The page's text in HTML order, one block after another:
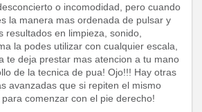
o incomodidad, pero cuando
la manera mas ordenada de pulsar y
resultados en limpieza, sonido,
la podes utilizar con cualquier escala,
te deja prestar mas atencion a tu mano
de la tecnica de pua! Ojo!!! Hay otras
avanzadas que si repiten el mismo
comenzar con el pie derecho!